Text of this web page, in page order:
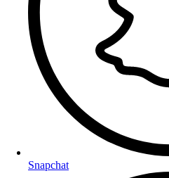
Snapchat